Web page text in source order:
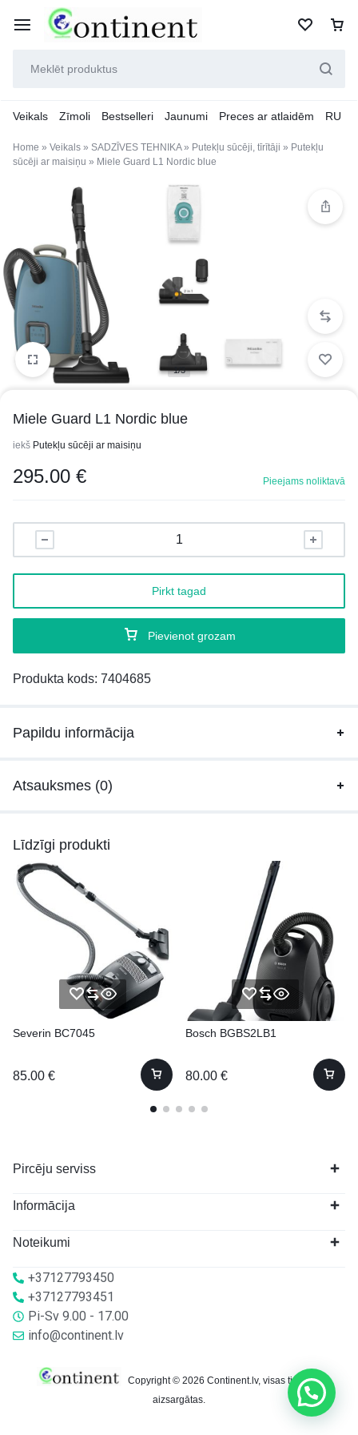
Veikals Zīmoli Bestselleri Jaunumi Preces ar atlaidēm RU
Home » Veikals » SADZĪVES TEHNIKA» Putekļu sūcēji, tīrītāji » Putekļu
sūcēji ar maisiņu » Miele Guard L1 Nordic blue
1/3
Miele Guard L1 Nordic blue
iekš Putekļu sūcēji ar maisiņu
295.00 € Pieejams noliktavā
Pievienot grozam
Pirkt tagad
Produkta kods: 7404685
Papildu informācija
Atsauksmes (0)
Līdzīgi produkti
Severin BC7045
85.00 €
Bosch BGBS2LB1
80.00 €
Pircēju serviss
Informācija
Noteikumi
+37127793450
+37127793451
Pi-Sv 9.00 - 17.00
info@continent.lv
Copyright © 2026 Continent.lv, visas tiesības
aizsargātas.